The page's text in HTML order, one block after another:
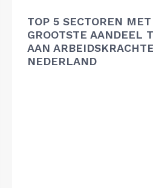
TOP 5 SECTOREN MET
GROOTSTE AANDEEL
AAN
NEDERLAND